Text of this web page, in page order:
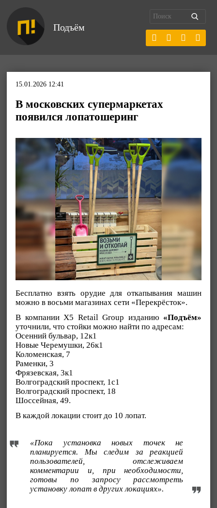
Подъём
15.01.2026 12:41
В московских супермаркетах
появился лопатошеринг
Бесплатно взять орудие для откапывания машин
можно в восьми магазинах сети «Перекрёсток».
В компании X5 Retail Group изданию «Подъём»
уточнили, что стойки можно найти по адресам:
Осенний бульвар, 12к1
Новые Черемушки, 26к1
Коломенская, 7
Раменки, 3
Фрязевская, 3к1
Волгоградский проспект, 1с1
Волгоградский проспект, 18
Шоссейная, 49.
В каждой локации стоит до 10 лопат.
«Пока установка новых точек не
планируется. Мы следим за реакцией
пользователей, отслеживаем
комментарии и, при необходимости,
готовы по запросу рассмотреть
установку лопат в других локациях».